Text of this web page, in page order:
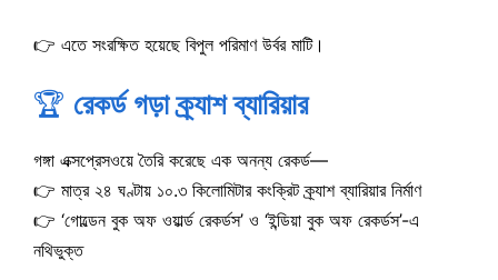
👉 এতে সংরক্ষিত হয়েছে বিপুল পরিমাণ উর্বর মাটি।
🏆 রেকর্ড গড়া ক্র্যাশ ব্যারিয়ার
গঙ্গা এক্সপ্রেসওয়ে তৈরি করেছে এক অনন্য রেকর্ড—
👉 মাত্র ২৪ ঘণ্টায় ১০.৩ কিলোমিটার কংক্রিট ক্র্যাশ ব্যারিয়ার নির্মাণ
👉 ‘গোল্ডেন বুক অফ ওয়ার্ল্ড রেকর্ডস’ ও ‘ইন্ডিয়া বুক অফ রেকর্ডস’-এ
নথিভুক্ত